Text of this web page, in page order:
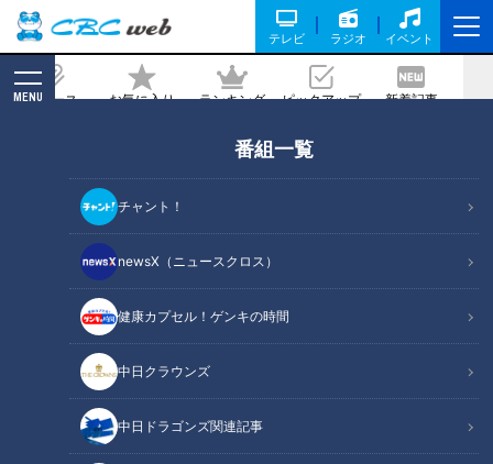
テレビ ラジオ イベント
ニュース お気に入り ランキング ピックアップ 新着記事
MENU
番組一覧
チャント！
newsX（ニュースクロス）
健康カプセル！ゲンキの時間
中日クラウンズ
中日ドラゴンズ関連記事
手 D 企画】
2022/10/21 12:25